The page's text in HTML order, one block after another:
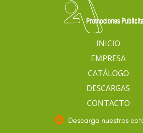
INICIO
EMPRESA
CATÁLOGO
DESCARGAS
CONTACTO
Descarga nuestros